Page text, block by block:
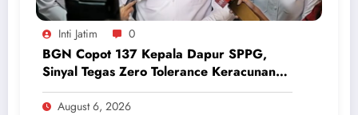
Inti Jatim 0
BGN Copot 137 Kepala Dapur SPPG,
Sinyal Tegas Zero Tolerance Keracunan
Makanan dan Korupsi
August 6, 2026